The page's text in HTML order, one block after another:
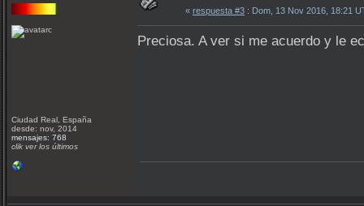
Ciudad Real, España
desde: nov, 2014
mensajes: 768
clik ver los últimos
« respuesta #3 : Dom, 13 Nov 2016, 18:21
Preciosa. A ver si me acuerdo y le